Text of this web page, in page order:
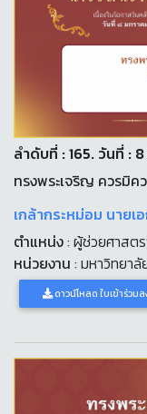
ลำดับที่ : 165. วันที่ :
ทรงพระเจริญ ควรมิค
เกล้ากระหม่อม นายเ
ตำแหน่ง: ผู้ช่วยศาสต
หน่วยงาน : มหาวิทยา
ดาวน์โหลด ใบเข้าร่วม